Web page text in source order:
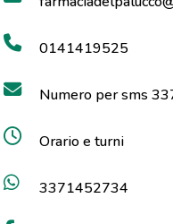
0141419525
Numero per sms
Orario e turni
3371452734